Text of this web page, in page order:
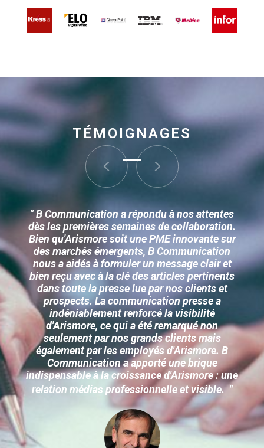
TÉMOIGNAGES
" B Communication a répondu à nos attentes
dès les premières semaines de collaboration.
Bien qu'Arismore soit une PME innovante sur
des marchés émergents, B Communication
nous a aidés à formuler un message clair et
bien reçu avec à la clé des articles pertinents
dans toute la presse lue par nos clients et
prospects. La communication presse a
indéniablement renforcé la visibilité
d'Arismore, ce qui a été remarqué non
seulement par nos grands clients mais
également par les employés d'Arismore. B
Communication a apporté une brique
indispensable à la croissance d'Arismore : une
relation médias professionnelle et visible."